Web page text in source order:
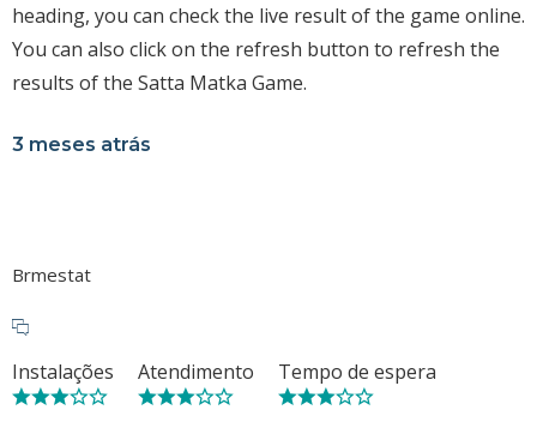
heading, you can check the live result of the game online.
You can also click on the refresh button to refresh the
results of the Satta Matka Game.
3 meses atrás
Brmestat
Instalações Atendimento Tempo de espera